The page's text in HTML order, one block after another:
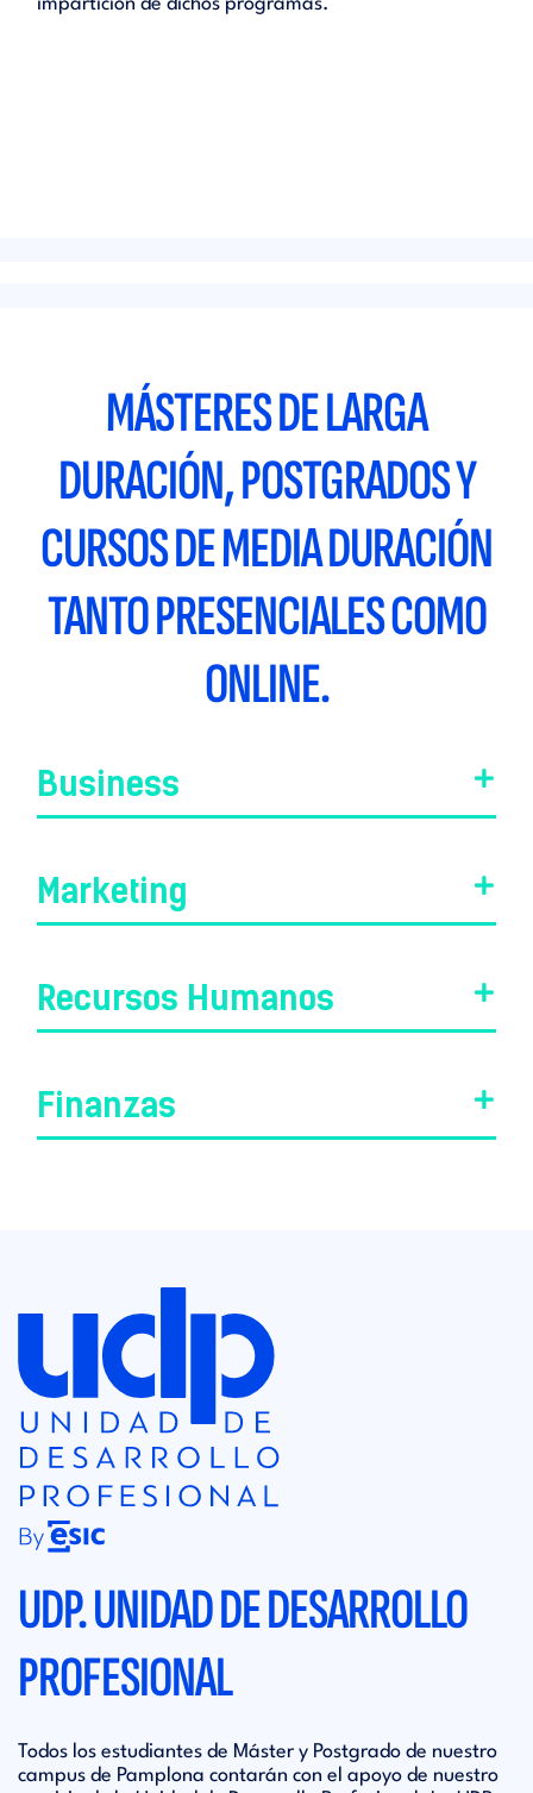
impartición de dichos programas.
MÁSTERES DE LARGA
DURACIÓN, POSTGRADOS Y
CURSOS DE MEDIA DURACIÓN
TANTO PRESENCIALES COMO
ONLINE.
Business
Marketing
Recursos Humanos
Finanzas
UDP. UNIDAD DE DESARROLLO
PROFESIONAL
Todos los estudiantes de Máster y Postgrado de nuestro
campus de Pamplona contarán con el apoyo de nuestro